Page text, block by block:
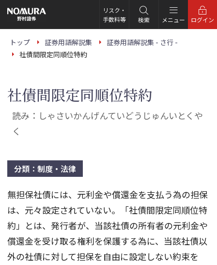
の
ー
リスク・
手数料等
検索 メニュー ログイン
トップ 証券用語解説集
証券用語解説集 - さ行 -
社債間限定同順位特約
社債間限定同順位特約
読み：しゃさいかんげんていどうじゅんいとくや
く
分類：制度・法律
無担保社債には、元利金や償還金を支払う為の担保
は、元々設定されていない。「社債間限定同順位特
約」とは、発行者が、当該社債の所有者の元利金や
償還金を受け取る権利を保護する為に、当該社債以
外の社債に対して担保を自由に設定しない約束を